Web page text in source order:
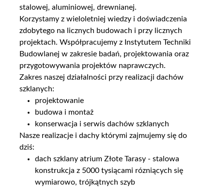
stalowej, aluminiowej, drewnianej.
Korzystamy z wieloletniej wiedzy i doświadczenia
zdobytego na licznych budowach i przy licznych
projektach. Współpracujemy z Instytutem Techniki
Budowlanej w zakresie badań, projektowania oraz
przygotowywania projektów naprawczych.
Zakres naszej działalności przy realizacji dachów
szklanych:
projektowanie
budowa i montaż
konserwacja i serwis dachów szklanych
Nasze realizacje i dachy którymi zajmujemy się do
dziś:
dach szklany atrium Złote Tarasy - stalowa
konstrukcja z 5000 tysiącami rózniących się
wymiarowo, trójkątnych szyb